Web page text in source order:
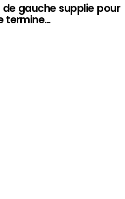
gauche supplie pour
termine…